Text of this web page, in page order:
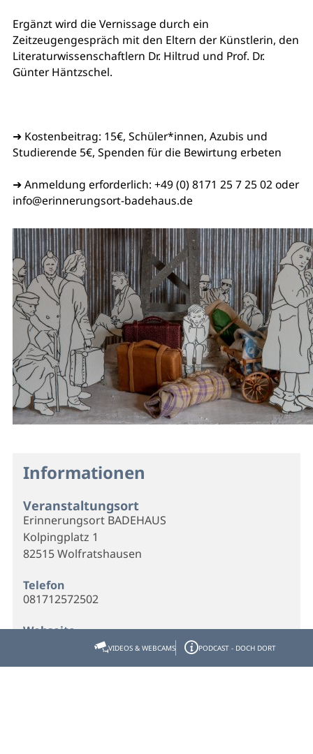
Ergänzt wird die Vernissage durch ein
Zeitzeugengespräch mit den Eltern der Künstlerin, den
Literaturwissenschaftlern Dr. Hiltrud und Prof. Dr.
Günter Häntzschel.
➜ Kostenbeitrag: 15€, Schüler*innen, Azubis und
Studierende 5€, Spenden für die Bewirtung erbeten
➜ Anmeldung erforderlich: +49 (0) 8171 25 7 25 02 oder
info@erinnerungsort-badehaus.de
Informationen
Veranstaltungsort
Erinnerungsort BADEHAUS
Kolpingplatz 1
82515 Wolfratshausen
Telefon
081712572502
Webseite
VIDEOS & WEBCAMS PODCAST - DOCH DORT